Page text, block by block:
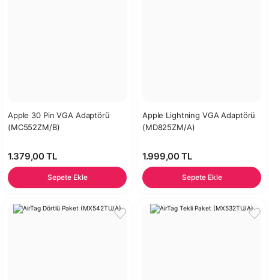
Apple 30 Pin VGA Adaptörü
(MC552ZM/B)
1.379,00 TL
Sepete Ekle
Apple Lightning VGA Adaptörü
(MD825ZM/A)
1.999,00 TL
Sepete Ekle